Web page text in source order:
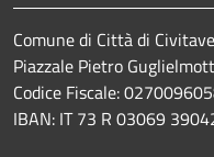
Comune di Città di
Piazzale Pietro
Codice Fiscale:
IBAN: IT 73 R 03069